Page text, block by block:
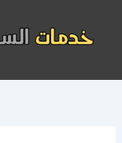
المحتوى